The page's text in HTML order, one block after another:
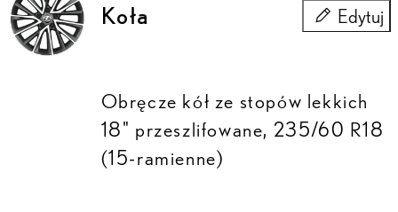
Koła Edytuj
Koła
Obręcze kół ze stopów lekkich
18" przeszlifowane, 235/60 R18
(15-ramienne)